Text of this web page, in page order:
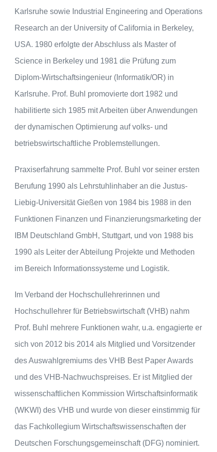
Karlsruhe sowie Industrial Engineering and Operations
Research an der University of California in Berkeley,
USA. 1980 erfolgte der Abschluss als Master of
Science in Berkeley und 1981 die Prüfung zum
Diplom-Wirtschaftsingenieur (Informatik/OR) in
Karlsruhe. Prof. Buhl promovierte dort 1982 und
habilitierte sich 1985 mit Arbeiten über Anwendungen
der dynamischen Optimierung auf volks- und
betriebswirtschaftliche Problemstellungen.
Praxiserfahrung sammelte Prof. Buhl vor seiner ersten
Berufung 1990 als Lehrstuhlinhaber an die Justus-
Liebig-Universität Gießen von 1984 bis 1988 in den
Funktionen Finanzen und Finanzierungsmarketing der
IBM Deutschland GmbH, Stuttgart, und von 1988 bis
1990 als Leiter der Abteilung Projekte und Methoden
im Bereich Informationssysteme und Logistik.
Im Verband der Hochschullehrerinnen und
Hochschullehrer für Betriebswirtschaft (VHB) nahm
Prof. Buhl mehrere Funktionen wahr, u.a. engagierte er
sich von 2012 bis 2014 als Mitglied und Vorsitzender
des Auswahlgremiums des VHB Best Paper Awards
und des VHB-Nachwuchspreises. Er ist Mitglied der
wissenschaftlichen Kommission Wirtschaftsinformatik
(WKWI) des VHB und wurde von dieser einstimmig für
das Fachkollegium Wirtschaftswissenschaften der
Deutschen Forschungsgemeinschaft (DFG) nominiert.